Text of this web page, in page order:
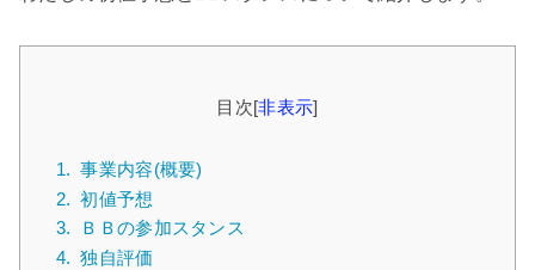
目次[非表示]
1. 事業内容(概要)
2. 初値予想
3.
ＢＢの参加スタンス
4. 独自評価